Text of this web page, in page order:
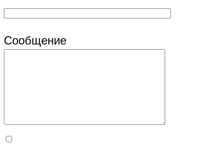
Сообщение